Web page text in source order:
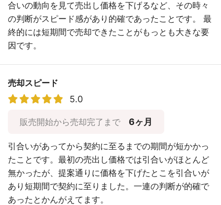
合いの動向を見て売出し価格を下げるなど、その時々
の判断がスピード感があり的確であったことです。 最
終的には短期間で売却できたことがもっとも大きな要
因です。
売却スピード
5.0
販売開始から売却完了まで 6ヶ月
引合いがあってから契約に至るまでの期間が短かかっ
たことです。最初の売出し価格では引合いがほとんど
無かったが、提案通りに価格を下げたとこを引合いが
あり短期間で契約に至りました。一連の判断が的確で
あったとかんがえてます。